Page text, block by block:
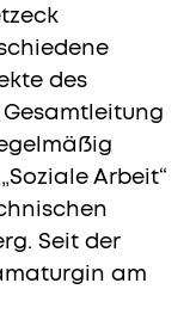
des
Arbeit“
Seit der
am